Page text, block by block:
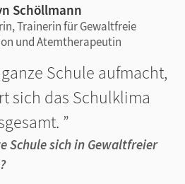
Schöllmann
Trainerin für Gewaltfreie
und Atemtherapeutin
Schule aufmacht,
sich das Schulklima
Schule sich in Gewaltfreier